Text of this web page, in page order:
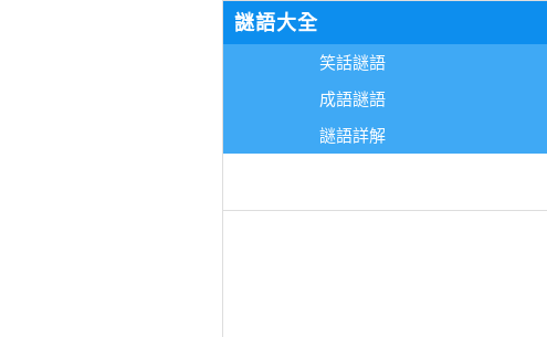
謎語大全
笑話謎語
成語謎語
謎語詳解